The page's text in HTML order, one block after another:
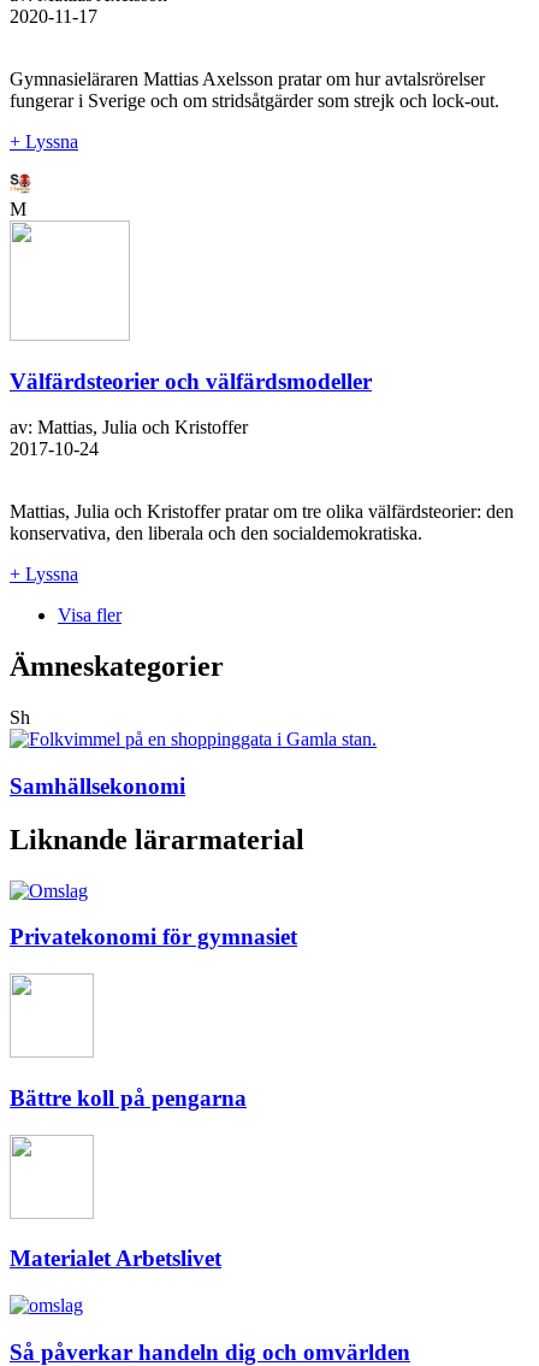
2020-11-17
Gymnasieläraren Mattias Axelsson pratar om hur avtalsrörelser
fungerar i Sverige och om stridsåtgärder som strejk och lock-out.
+ Lyssna
M
Välfärdsteorier och välfärdsmodeller
av: Mattias, Julia och Kristoffer
2017-10-24
Mattias, Julia och Kristoffer pratar om tre olika välfärdsteorier: den
konservativa, den liberala och den socialdemokratiska.
+ Lyssna
Visa fler
Ämneskategorier
Sh
Samhällsekonomi
Liknande lärarmaterial
Privatekonomi för gymnasiet
Bättre koll på pengarna
Materialet Arbetslivet
Så påverkar handeln dig och omvärlden